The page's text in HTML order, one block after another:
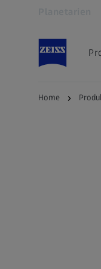
Home